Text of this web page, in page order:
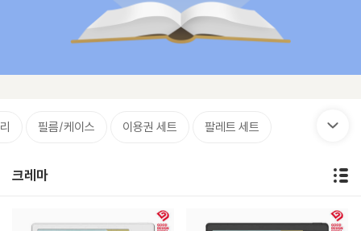
필름/케이스 이용권 세트 팔레트 세트
크레마